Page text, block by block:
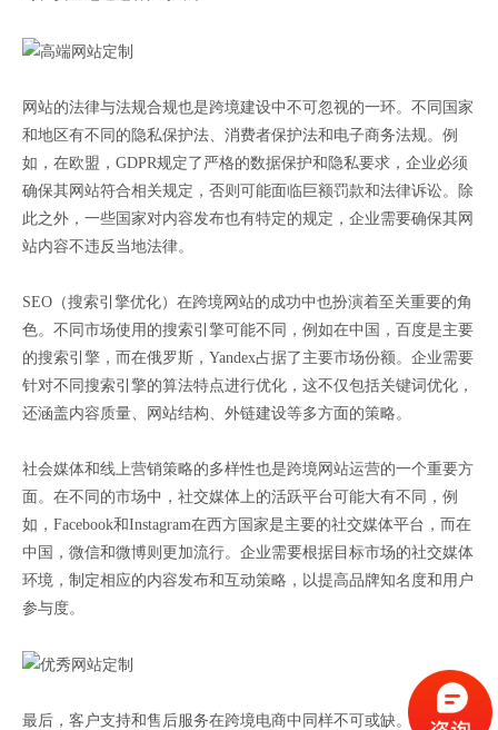
网站的法律与法规合规也是跨境建设中不可忽视的一环。不同国家
和地区有不同的隐私保护法、消费者保护法和电子商务法规。例
如，在欧盟，GDPR规定了严格的数据保护和隐私要求，企业必须
确保其网站符合相关规定，否则可能面临巨额罚款和法律诉讼。除
此之外，一些国家对内容发布也有特定的规定，企业需要确保其网
站内容不违反当地法律。
SEO（搜索引擎优化）在跨境网站的成功中也扮演着至关重要的角
色。不同市场使用的搜索引擎可能不同，例如在中国，百度是主要
的搜索引擎，而在俄罗斯，Yandex占据了主要市场份额。企业需要
针对不同搜索引擎的算法特点进行优化，这不仅包括关键词优化，
还涵盖内容质量、网站结构、外链建设等多方面的策略。
社会媒体和线上营销策略的多样性也是跨境网站运营的一个重要方
面。在不同的市场中，社交媒体上的活跃平台可能大有不同，例
如，Facebook和Instagram在西方国家是主要的社交媒体平台，而在
中国，微信和微博则更加流行。企业需要根据目标市场的社交媒体
环境，制定相应的内容发布和互动策略，以提高品牌知名度和用户
参与度。
最后，客户支持和售后服务在跨境电商中同样不可或缺。提供多语